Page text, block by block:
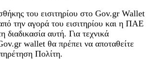
του εισιτηρίου στο Gov.gr Wallet
την αγορά του εισιτηρίου και η ΠΑΕ
διαδικασία αυτή. Για τεχνικά
wallet θα πρέπει να αποταθείτε
Πολίτη.